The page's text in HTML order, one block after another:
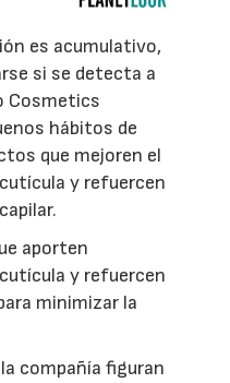
es acumulativo,
si se detecta a
Cosmetics
hábitos de
que mejoren el
y refuercen
aporten
y refuercen
minimizar la
compañía figuran